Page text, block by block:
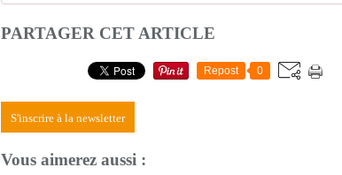
PARTAGER CET ARTICLE
Repost 0
S'inscrire à la newsletter
Vous aimerez aussi :